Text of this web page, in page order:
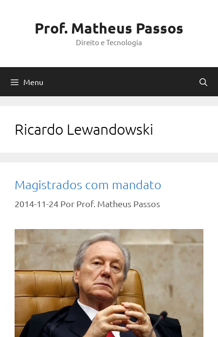
Prof. Matheus Passos
Direito e Tecnologia
Menu
Ricardo Lewandowski
Magistrados com mandato
2014-11-24 Por Prof. Matheus Passos